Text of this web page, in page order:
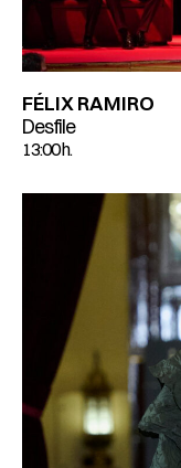
FÉLIX RAMIRO
Desfile
13:00 h.